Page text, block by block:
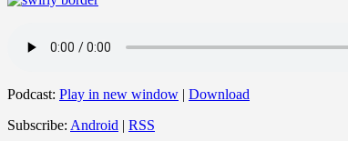
Podcast: Play in new window | Download
Subscribe: Android | RSS